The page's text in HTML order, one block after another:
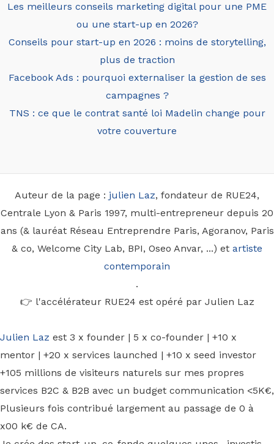
Les meilleurs conseils marketing digital pour une PME
ou une start-up en 2026?
Conseils pour start-up en 2026 : moins de storytelling,
plus de traction
Facebook Ads : pourquoi externaliser la gestion de ses
campagnes ?
TNS : ce que le contrat santé loi Madelin change pour
votre couverture
Auteur de la page : julien Laz, fondateur de RUE24,
Centrale Lyon & Paris 1997, multi-entrepreneur depuis 20
ans (& lauréat Réseau Entreprendre Paris, Agoranov, Paris
& co, Welcome City Lab, BPI, Oseo Anvar, ...) et artiste
contemporain
.
👉 l'accélérateur RUE24 est opéré par Julien Laz
Julien Laz est 3 x founder | 5 x co-founder | +10 x
mentor | +20 x services launched | +10 x seed investor
+105 millions de visiteurs naturels sur mes propres
services B2C & B2B avec un budget communication <5K€,
Plusieurs fois contribué largement au passage de 0 à
x00 k€ de CA.